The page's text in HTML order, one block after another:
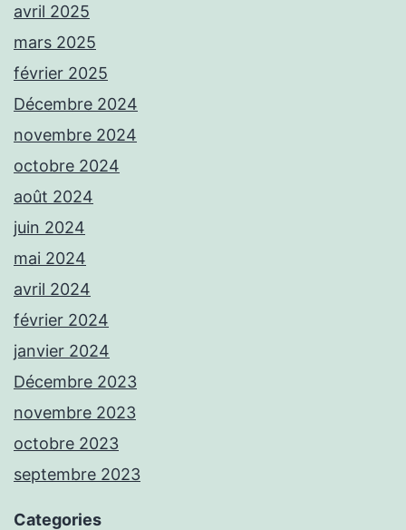
avril 2025
mars 2025
février 2025
Décembre 2024
novembre 2024
octobre 2024
août 2024
juin 2024
mai 2024
avril 2024
février 2024
janvier 2024
Décembre 2023
novembre 2023
octobre 2023
septembre 2023
Categories